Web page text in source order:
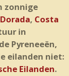
zonnige
, Costa
in
Pyreneeën,
eilanden niet:
Eilanden.